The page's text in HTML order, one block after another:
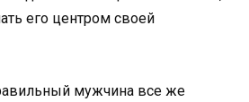
его центром своей
мужчина все же